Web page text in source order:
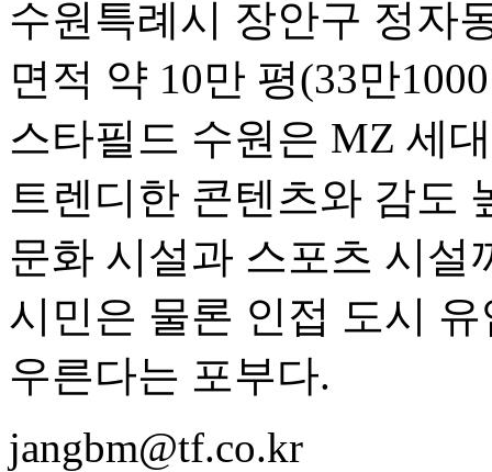
수원특례시 장안구 정자
면적 약 10만 평(33만
스타필드 수원은 MZ 세
트렌디한 콘텐츠와 감도
문화 시설과 스포츠 시설
시민은 물론 인접 도시
우른다는 포부다.
jangbm@tf.co.kr